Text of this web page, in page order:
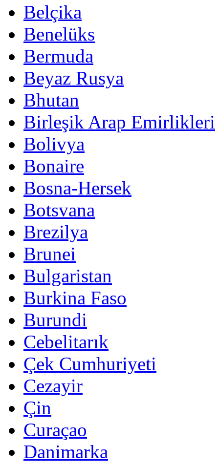
Belçika
Benelüks
Bermuda
Beyaz Rusya
Bhutan
Birleşik Arap Emirlikleri
Bolivya
Bonaire
Bosna-Hersek
Botsvana
Brezilya
Brunei
Bulgaristan
Burkina Faso
Burundi
Cebelitarık
Çek Cumhuriyeti
Cezayir
Çin
Curaçao
Danimarka